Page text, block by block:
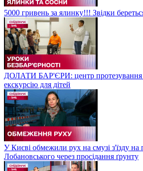
5000 гривень за ялинку!!! Звідки
ДОЛАТИ БАР'ЄРИ: центр протезування
екскурсію для дітей
У Києві обмежили рух на смузі з'їзду на
Лобановського через просідання ґрунту